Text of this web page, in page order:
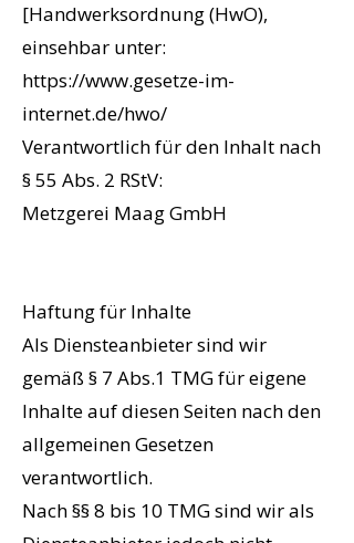
[Handwerksordnung (HwO),
einsehbar unter:
https://www.gesetze-im-
internet.de/hwo/
Verantwortlich für den Inhalt nach
§ 55 Abs. 2 RStV:
Metzgerei Maag GmbH
Haftung für Inhalte
Als Diensteanbieter sind wir
gemäß § 7 Abs.1 TMG für eigene
Inhalte auf diesen Seiten nach den
allgemeinen Gesetzen
verantwortlich.
Nach §§ 8 bis 10 TMG sind wir als